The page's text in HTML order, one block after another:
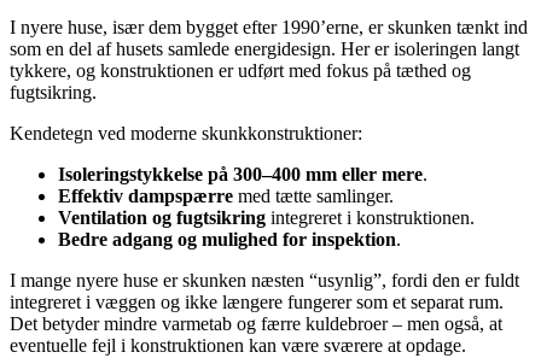
I nyere huse, især dem bygget efter 1990’erne, er skunken tænkt ind
som en del af husets samlede energidesign. Her er isoleringen langt
tykkere, og konstruktionen er udført med fokus på tæthed og
fugtsikring.
Kendetegn ved moderne skunkkonstruktioner:
Isoleringstykkelse på 300–400 mm eller mere.
Effektiv dampspærre med tætte samlinger.
Ventilation og fugtsikring integreret i konstruktionen.
Bedre adgang og mulighed for inspektion.
I mange nyere huse er skunken næsten “usynlig”, fordi den er fuldt
integreret i væggen og ikke længere fungerer som et separat rum.
Det betyder mindre varmetab og færre kuldebroer – men også, at
eventuelle fejl i konstruktionen kan være sværere at opdage.